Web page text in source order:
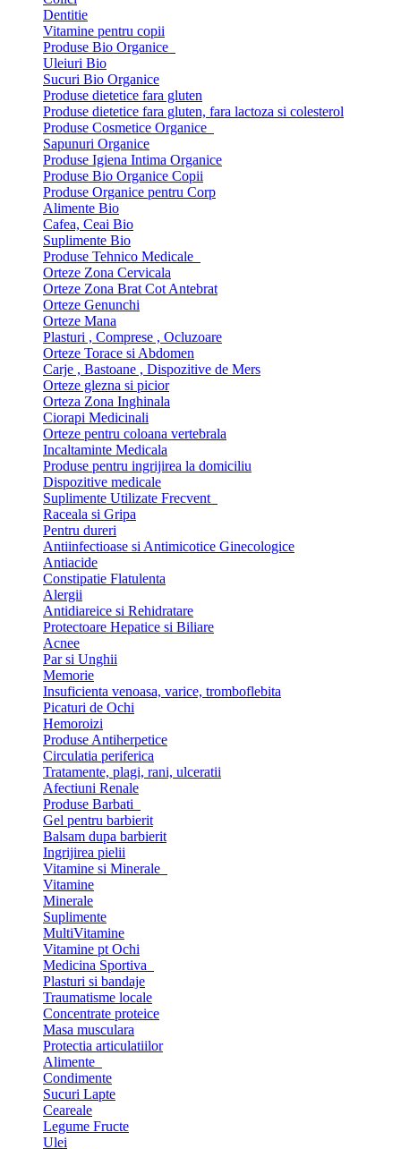
Dentitie
Vitamine pentru copii
Produse Bio Organice
Uleiuri Bio
Sucuri Bio Organice
Produse dietetice fara gluten
Produse dietetice fara gluten, fara lactoza si colesterol
Produse Cosmetice Organice
Sapunuri Organice
Produse Igiena Intima Organice
Produse Bio Organice Copii
Produse Organice pentru Corp
Alimente Bio
Cafea, Ceai Bio
Suplimente Bio
Produse Tehnico Medicale
Orteze Zona Cervicala
Orteze Zona Brat Cot Antebrat
Orteze Genunchi
Orteze Mana
Plasturi , Comprese , Ocluzoare
Orteze Torace si Abdomen
Carje , Bastoane , Dispozitive de Mers
Orteze glezna si picior
Orteza Zona Inghinala
Ciorapi Medicinali
Orteze pentru coloana vertebrala
Incaltaminte Medicala
Produse pentru ingrijirea la domiciliu
Dispozitive medicale
Suplimente Utilizate Frecvent
Raceala si Gripa
Pentru dureri
Antiinfectioase si Antimicotice Ginecologice
Antiacide
Constipatie Flatulenta
Alergii
Antidiareice si Rehidratare
Protectoare Hepatice si Biliare
Acnee
Par si Unghii
Memorie
Insuficienta venoasa, varice, tromboflebita
Picaturi de Ochi
Hemoroizi
Produse Antiherpetice
Circulatia periferica
Tratamente, plagi, rani, ulceratii
Afectiuni Renale
Produse Barbati
Gel pentru barbierit
Balsam dupa barbierit
Ingrijirea pielii
Vitamine si Minerale
Vitamine
Minerale
Suplimente
MultiVitamine
Vitamine pt Ochi
Medicina Sportiva
Plasturi si bandaje
Traumatisme locale
Concentrate proteice
Masa musculara
Protectia articulatiilor
Alimente
Condimente
Sucuri Lapte
Ceareale
Legume Fructe
Ulei